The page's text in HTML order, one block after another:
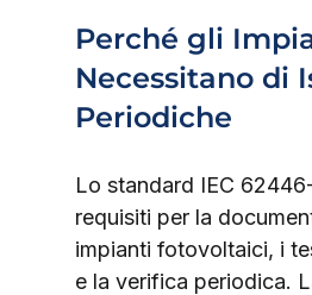
Perché gli
Necessitano di
Periodiche
Lo standard IEC
requisiti per la
impianti fotovoltaici, i
e la verifica periodica.